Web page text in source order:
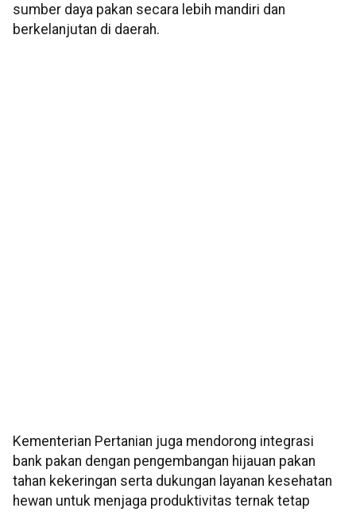
sumber daya pakan secara lebih mandiri dan
berkelanjutan di daerah.
Kementerian Pertanian juga mendorong integrasi
bank pakan dengan pengembangan hijauan pakan
tahan kekeringan serta dukungan layanan kesehatan
hewan untuk menjaga produktivitas ternak tetap